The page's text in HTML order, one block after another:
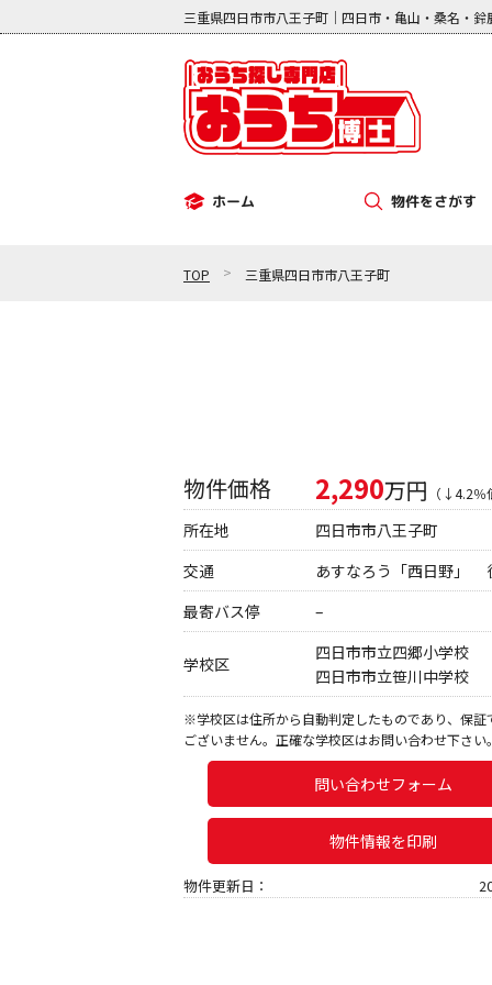
三重県四日市市八王子町｜四日市・亀山・桑名・
ホーム
物件をさがす
TOP > 三重県四日市市八王子町
物件価格 2,290万円 （↓4.2％
所在地
四日市市八王子町
交通
あすなろう「西日野」
最寄バス停
–
学校区
四日市市立四郷小学校
四日市市立笹川中学校
※学校区は住所から自動判定したものであり、保証
ございません。正確な学校区はお問い合わせ下さい
問い合わせフォーム
物件情報を印刷
物件更新日：